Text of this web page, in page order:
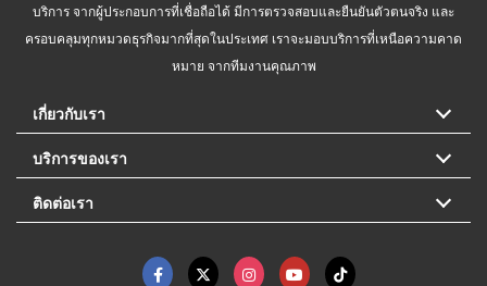
บริการ จากผู้ประกอบการที่เชื่อถือได้ มีการตรวจสอบและยืนยันตัวตนจริง และ
ครอบคลุมทุกหมวดธุรกิจมากที่สุดในประเทศ เราจะมอบบริการที่เหนือความคาด
หมาย จากทีมงานคุณภาพ
เกี่ยวกับเรา
บริการของเรา
ติดต่อเรา